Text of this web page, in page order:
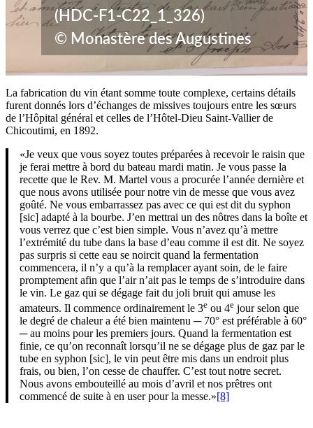
(HDC-F1-C22_1_326)
© Monastère des Augustines
La fabrication du vin étant somme toute complexe, certains détails
furent donnés lors d’échanges de missives toujours entre les sœurs
de l’Hôpital général et celles de l’Hôtel-Dieu Saint-Vallier de
Chicoutimi, en 1892.
«Je veux que vous soyez toutes préparées à recevoir le raisin que
je ferai mettre à bord du bateau mardi matin. Je vous passe la
recette que le Rev. M. Martel vous a procurée l’année dernière et
que nous avons utilisée pour notre vin de messe que vous avez
goûté. Ne vous embarrassez pas avec ce qui est dit du syphon
[sic] adapté à la bourbe. J’en mettrai un des nôtres dans la boîte et
vous verrez que c’est bien simple. Vous n’avez qu’à mettre
l’extrémité du tube dans la base d’eau comme il est dit. Ne soyez
pas surpris si cette eau se noircit quand la fermentation
commencera, il n’y a qu’à la remplacer ayant soin, de le faire
promptement afin que l’air n’ait pas le temps de s’introduire dans
le vin. Le gaz qui se dégage fait du joli bruit qui amuse les
amateurs. Il commence ordinairement le 3e ou 4e jour selon que
le degré de chaleur a été bien maintenu ─ 70° est préférable à 60°
─ au moins pour les premiers jours. Quand la fermentation est
finie, ce qu’on reconnaît lorsqu’il ne se dégage plus de gaz par le
tube en syphon [sic], le vin peut être mis dans un endroit plus
frais, ou bien, l’on cesse de chauffer. C’est tout notre secret.
Nous avons embouteillé au mois d’avril et nos prêtres ont
commencé de suite à en user pour la messe.»[8]